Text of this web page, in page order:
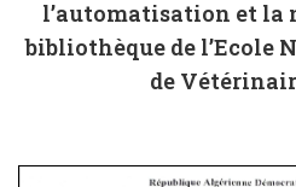
l’automatisation et la
bibliothèque de l’Ecole
de